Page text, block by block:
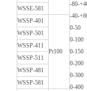
-80-
-40-
0-50
0-100
0-150
0-200
0-300
0-400
WSSE-581
WSSP-401
Pt100
WSSP-501
WSSP-411
WSSP-511
WSSP-481
WSSP-581